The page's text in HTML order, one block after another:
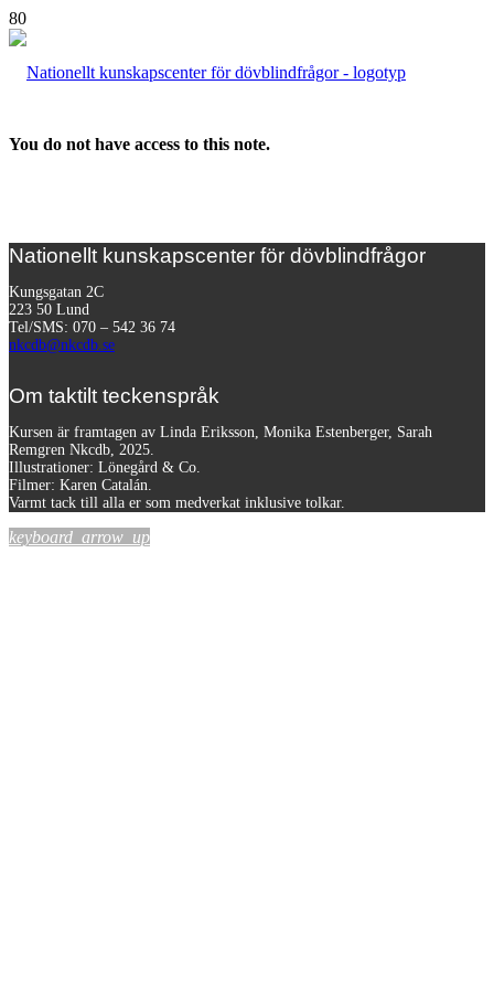
You do not have access to this note.
Nationellt kunskapscenter för dövblindfrågor
Kungsgatan 2C
223 50 Lund
Tel/SMS: 070 – 542 36 74
nkcdb@nkcdb.se
Om taktilt teckenspråk
Kursen är framtagen av Linda Eriksson, Monika Estenberger, Sarah
Remgren Nkcdb, 2025.
Illustrationer: Lönegård & Co.
Filmer: Karen Catalán.
Varmt tack till alla er som medverkat inklusive tolkar.
keyboard_arrow_up